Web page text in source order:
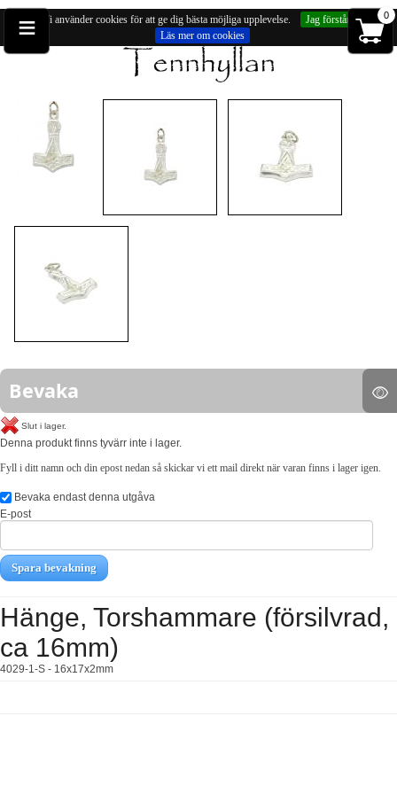
Vi använder cookies för att ge dig bästa möjliga upplevelse.
Jag förstår
Läs mer om cookies
≡ 0
» Hänge, Torshammare (försilvrad, ca 16mm)
Hänge, Torshammare (försilvrad,
ca 16mm)
4029-1-S - 16x17x2mm
Bevaka
Slut i lager.
Denna produkt finns tyvärr inte i lager.
Fyll i ditt namn och din epost nedan så skickar vi ett mail direkt när varan finns i lager igen.
Bevaka endast denna utgåva
E-post
Spara bevakning